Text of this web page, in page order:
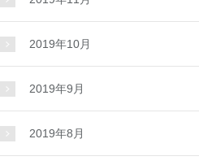
2019年10月
2019年9月
2019年8月